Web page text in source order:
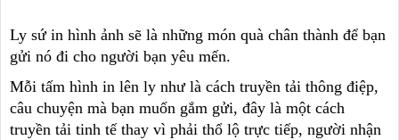
Ly sứ in hình ảnh sẽ là những món quà chân thành để bạn
gửi nó đi cho người bạn yêu mến.
Mỗi tấm hình in lên ly như là cách truyền tải thông điệp,
câu chuyện mà bạn muốn gắm gửi, đây là một cách
truyền tải tinh tế thay vì phải thổ lộ trực tiếp, người nhận